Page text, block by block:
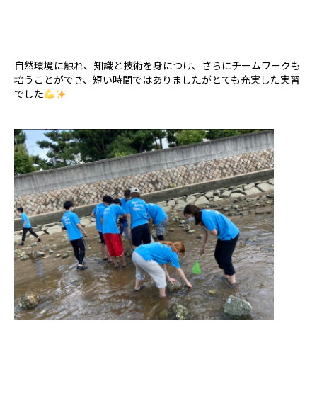
自然環境に触れ、知識と技術を身につけ、さらにチームワークも
培うことができ、短い時間ではありましたがとても充実した実習
でした